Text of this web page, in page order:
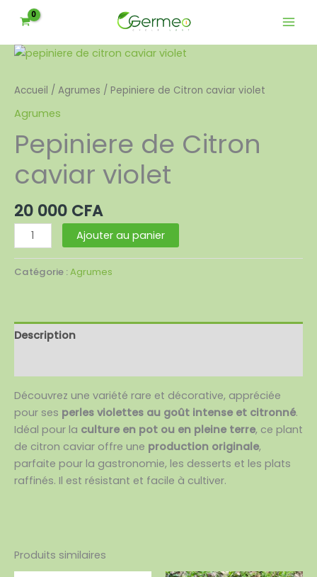
contenu
Accueil / Agrumes / Pepiniere de Citron caviar violet
Agrumes
Pepiniere de Citron
caviar violet
20 000 CFA
quantité
Pepiniere
Citron
caviar
violet
Ajouter au panier
Catégorie :Agrumes
Description
Découvrez une variété rare et décorative, appréciée
pour ses perles violettes au goût intense et citronné.
Idéal pour la culture en pot ou en pleine terre, ce plant
de citron caviar offre une production originale,
parfaite pour la gastronomie, les desserts et les plats
raffinés. Il est résistant et facile à cultiver.
Produits similaires
produits
produits
produit